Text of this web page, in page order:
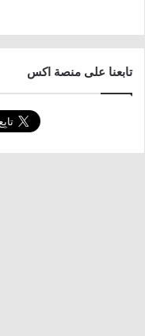
تابعنا على منصة اكس